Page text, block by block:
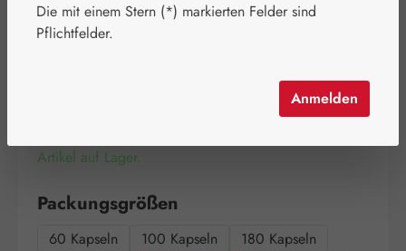
(1.005,76 € / 1 Kilogramm)
Artikel auf Lager.
Packungsgrößen
60 Kapseln 100 Kapseln
180 Kapseln
Die mit einem Stern (*) markierten Felder sind
Pflichtfelder.
Anmelden